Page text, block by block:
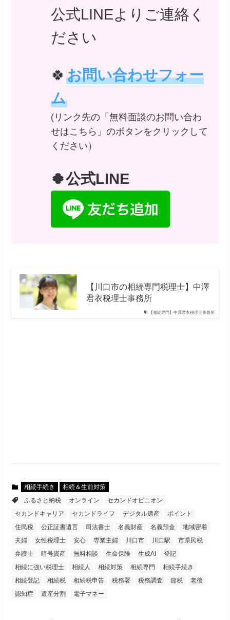
公式LINEよりご連絡く
ださい
🍀 お問い合わせフォー
ム
(リンク先の「無料面談のお問い合わ
せはこちら」のボタンをクリックして
ください）
🍀公式LINE
【相続専門】中澤君衣税理士事務所
【川口市の相続専門税理士】中澤
君衣税理士事務所
相続手続き
相続＆生前対策
ふるさと納税
オンライン
セカンドオピニオン
セカンドキャリア
セカンドライフ デジタル遺産
ポイント
住民税
公正証書遺言 司法書士 名義財産 名義預金
地域密着
夫婦
女性税理士 安心 専業主婦 川口市 川口駅
市県民税
弁護士
暗号資産 無料相談 生命保険 生成AI
登記
相続に強い税理士
相続人 相続対策 相続専門
相続手続き
相続登記
相続税 相続税申告 税務署 税務調査 節税
老後
認知症
遺産分割 電子マネー